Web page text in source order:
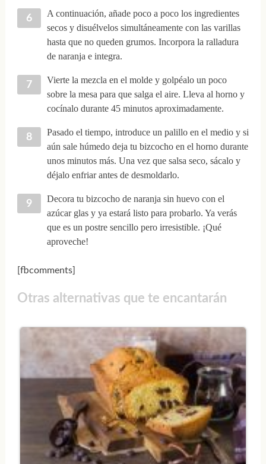
A continuación, añade poco a poco los ingredientes
secos y disuélvelos simultáneamente con las varillas
hasta que no queden grumos. Incorpora la ralladura
de naranja e integra.
Vierte la mezcla en el molde y golpéalo un poco
sobre la mesa para que salga el aire. Lleva al horno y
cocínalo durante 45 minutos aproximadamente.
Pasado el tiempo, introduce un palillo en el medio y si
aún sale húmedo deja tu bizcocho en el horno durante
unos minutos más. Una vez que salsa seco, sácalo y
déjalo enfriar antes de desmoldarlo.
Decora tu bizcocho de naranja sin huevo con el
azúcar glas y ya estará listo para probarlo. Ya verás
que es un postre sencillo pero irresistible. ¡Qué
aproveche!
[fbcomments]
Otras alternativas que te encantarán